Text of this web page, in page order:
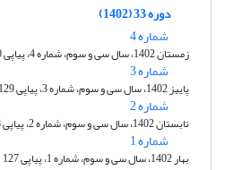
دوره 33 (1402)
شماره 4
زمستان 1402، سال سی و سوم، شماره 4، پیاپی 130
شماره 3
پاییز 1402، سال سی و سوم، شماره 3، پیاپی 129
شماره 2
تابستان 1402، سال سی و سوم، شماره 2، پیاپی 128
شماره 1
بهار 1402، سال سی و سوم، شماره 1، پیاپی 127